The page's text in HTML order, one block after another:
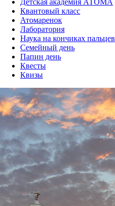
Квантовый класс
Атомаренок
Лаборатория
Наука на кончиках пальцев
Семейный день
Папин день
Квесты
Квизы